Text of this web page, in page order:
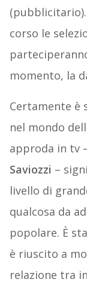
corso le
momento, la
Certamente è
nel mondo
approda in tv
Saviozzi –
livello di
qualcosa da
popolare. È
è riuscito a
relazione tra